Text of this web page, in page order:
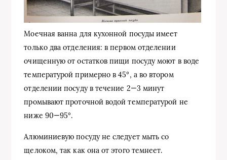
Моечная ванна для кухонной посуды имеет
только два отделения: в первом отделении
очищенную от остатков пищи посуду моют в воде
температурой примерно в 45°, а во втором
отделении посуду в течение 2—3 минут
промывают проточной водой температурой не
ниже 90—95°.
Алюминиевую посуду не следует мыть со
щелоком, так как она от этого темнеет.